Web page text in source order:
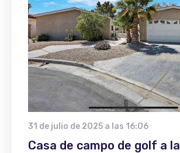
31 de julio de 2025 a las 16:06
Casa de campo de golf a la